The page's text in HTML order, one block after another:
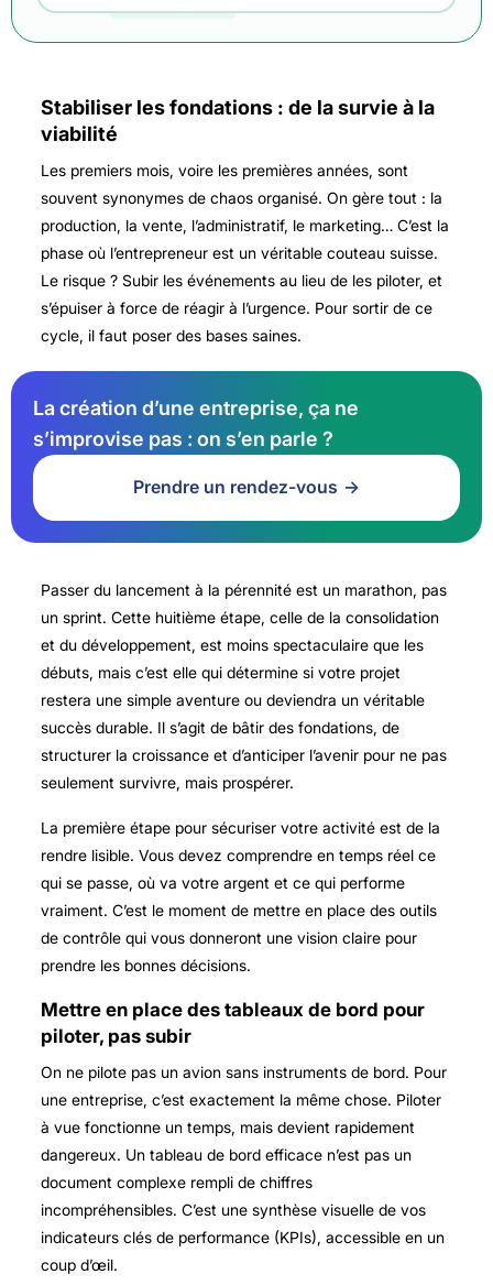
Stabiliser les fondations : de la survie à la
viabilité
Les premiers mois, voire les premières années, sont
souvent synonymes de chaos organisé. On gère tout : la
production, la vente, l’administratif, le marketing… C’est la
phase où l’entrepreneur est un véritable couteau suisse.
Le risque ? Subir les événements au lieu de les piloter, et
s’épuiser à force de réagir à l’urgence. Pour sortir de ce
cycle, il faut poser des bases saines.
La création d’une entreprise, ça ne
s’improvise pas : on s’en parle ?
Prendre un rendez-vous
Passer du lancement à la pérennité est un marathon, pas
un sprint. Cette huitième étape, celle de la consolidation
et du développement, est moins spectaculaire que les
débuts, mais c’est elle qui détermine si votre projet
restera une simple aventure ou deviendra un véritable
succès durable. Il s’agit de bâtir des fondations, de
structurer la croissance et d’anticiper l’avenir pour ne pas
seulement survivre, mais prospérer.
La première étape pour sécuriser votre activité est de la
rendre lisible. Vous devez comprendre en temps réel ce
qui se passe, où va votre argent et ce qui performe
vraiment. C’est le moment de mettre en place des outils
de contrôle qui vous donneront une vision claire pour
prendre les bonnes décisions.
Mettre en place des tableaux de bord pour
piloter, pas subir
On ne pilote pas un avion sans instruments de bord. Pour
une entreprise, c’est exactement la même chose. Piloter
à vue fonctionne un temps, mais devient rapidement
dangereux. Un tableau de bord efficace n’est pas un
document complexe rempli de chiffres
incompréhensibles. C’est une synthèse visuelle de vos
indicateurs clés de performance (KPIs), accessible en un
coup d’œil.